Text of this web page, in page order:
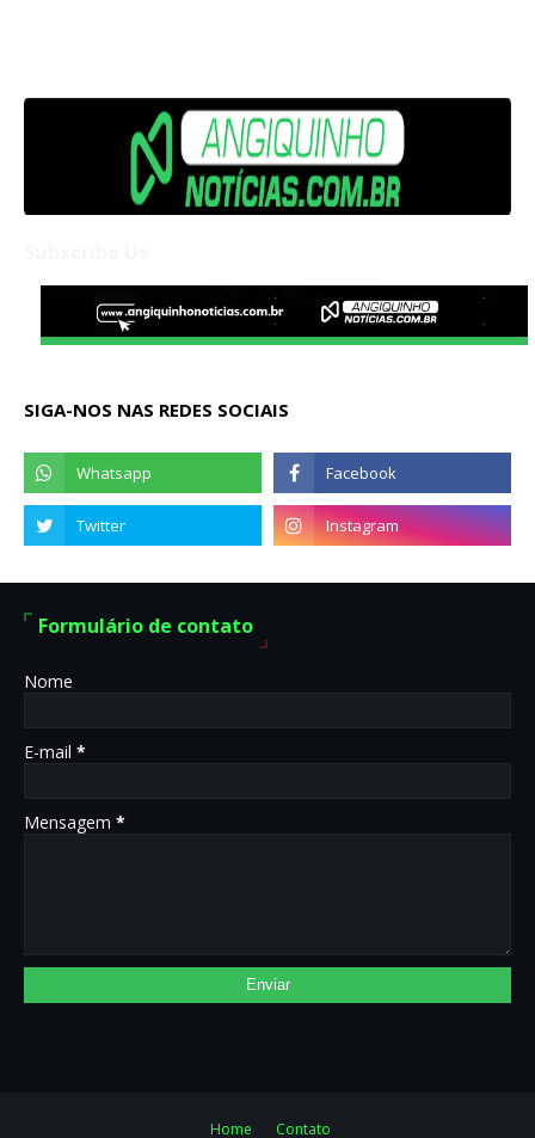
SIGA-NOS NAS REDES SOCIAIS
Formulário de contato
Nome
E-mail *
Mensagem *
Home Contato